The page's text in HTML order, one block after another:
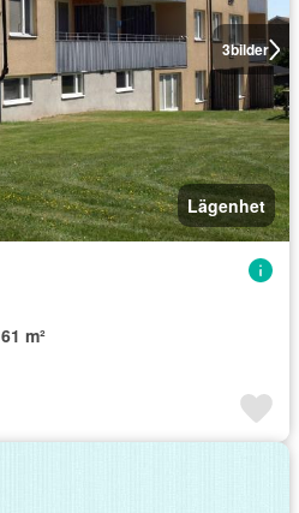
3bilder
Lägenhet
61 m²